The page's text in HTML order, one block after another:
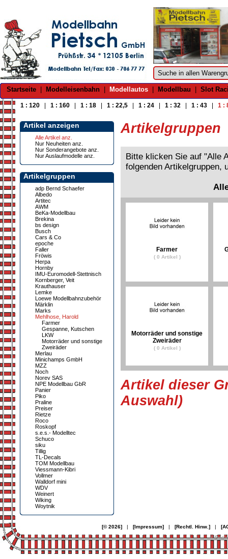
Startseite Modelleisenbahn Modellautos Modellbau Slot
1 : 120 1 : 160 1 : 18 1 : 22,5 1 : 24 1 : 32 1 : 43 1 :
Artikel anzeigen
Alle Artikel anz.
Nur Neuheiten anz.
Nur Sonderangebote anz.
Nur Auslaufmodelle anz.
Artikelgruppen
adp Bernd Schaefer
Albedo
Artitec
AWM
BeKa-Modellbau
Brekina
bs design
Busch
Cars & Co
epoche
Faller
Fröwis
Herpa
Hornby
IMU-Euromodell-Stettnisch
Kornberger, Veit
Krauthauser
Lemke
Loewe Modellbahnzubehör
Märklin
Marks
Mehlhose, Harold
Farmer
Gespanne, Kutschen
LKW
Motorräder und sonstige
Zweiräder
Merlau
Minichamps GmbH
MZZ
Noch
Norev SAS
NPE Modellbau GbR
Panier
Piko
Praline
Preiser
Rietze
Roco
Roskopf
s.e.s.- Modelltec
Schuco
siku
Tillig
TL-Decals
TOM Modellbau
Viessmann-Kibri
Vollmer
Walldorf mini
WDV
Weinert
Wiking
Woytnik
Artikelgruppen
Bitte klicken Sie auf "Alle
folgenden Artikelgruppen,
Farmer
( 0 Artikel )
Motorräder und sonstige
Zweiräder
( 0 Artikel )
Artikel dieser
Auswahl)
[© 2026]| [Impressum]| [Rechtl. Hinw.]|
©